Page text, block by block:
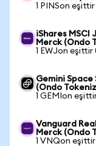
1 PINSon
iShares MSCI
Merck (Ondo
1 EWJon
Gemini
(Ondo
1 GEMIon
Vanguard
Merck (Ondo
1 VNQon